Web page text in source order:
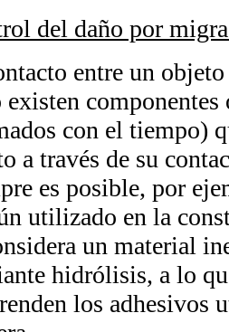
del daño por
entre un
existen
con el tiempo)
a través de su
es posible, por
utilizado en la
un material
hidrólisis, a lo
los adhesivos